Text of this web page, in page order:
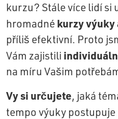
kurzu? Stále více lidí si
hromadné kurzy
příliš efektivní. Proto
Vám zajistili
na míru Vašim
Vy si určujete, jaká
tempo výuky postupuje